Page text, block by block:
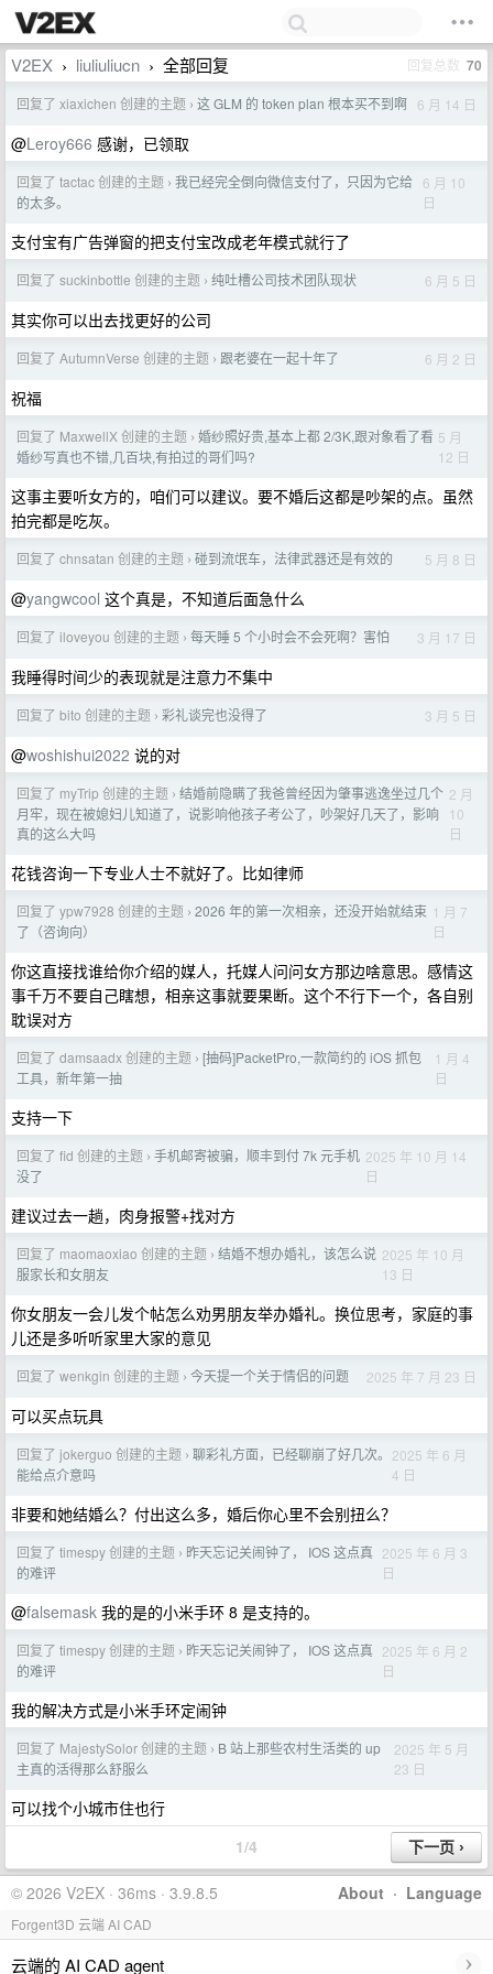
V2EX › liuliuliucn › 全部回复 回复总数 70
回复了 xiaxichen 创建的主题 › 这 GLM 的 token plan 根本买不到啊 6 月 14 日
@Leroy666 感谢，已领取
回复了 tactac 创建的主题 › 我已经完全倒向微信支付了，只因为它给
的太多。
6 月 10
日
支付宝有广告弹窗的把支付宝改成老年模式就行了
回复了 suckinbottle 创建的主题 › 纯吐槽公司技术团队现状 6 月 5 日
其实你可以出去找更好的公司
回复了 AutumnVerse 创建的主题 › 跟老婆在一起十年了 6 月 2 日
祝福
回复了 MaxwellX 创建的主题 › 婚纱照好贵,基本上都 2/3K,跟对象看了看
婚纱写真也不错,几百块,有拍过的哥们吗?
5 月
12 日
这事主要听女方的，咱们可以建议。要不婚后这都是吵架的点。虽然
拍完都是吃灰。
回复了 chnsatan 创建的主题 › 碰到流氓车，法律武器还是有效的 5 月 8 日
@yangwcool 这个真是，不知道后面急什么
回复了 iloveyou 创建的主题 › 每天睡 5 个小时会不会死啊？害怕 3 月 17 日
我睡得时间少的表现就是注意力不集中
回复了 bito 创建的主题 › 彩礼谈完也没得了 3 月 5 日
@woshishui2022 说的对
回复了 myTrip 创建的主题 › 结婚前隐瞒了我爸曾经因为肇事逃逸坐过几个
月牢，现在被媳妇儿知道了，说影响他孩子考公了，吵架好几天了，影响
真的这么大吗
2 月
10
日
花钱咨询一下专业人士不就好了。比如律师
回复了 ypw7928 创建的主题 › 2026 年的第一次相亲，还没开始就结束
了（咨询向）
1 月 7
日
你这直接找谁给你介绍的媒人，托媒人问问女方那边啥意思。感情这
事千万不要自己瞎想，相亲这事就要果断。这个不行下一个，各自别
耽误对方
回复了 damsaadx 创建的主题 › [抽码]PacketPro,一款简约的 iOS 抓包
工具，新年第一抽
1 月 4
日
支持一下
回复了 fid 创建的主题 › 手机邮寄被骗，顺丰到付 7k 元手机
没了
2025 年 10 月 14
日
建议过去一趟，肉身报警+找对方
回复了 maomaoxiao 创建的主题 › 结婚不想办婚礼，该怎么说
服家长和女朋友
2025 年 10 月
13 日
你女朋友一会儿发个帖怎么劝男朋友举办婚礼。换位思考，家庭的事
儿还是多听听家里大家的意见
回复了 wenkgin 创建的主题 › 今天提一个关于情侣的问题 2025 年 7 月 23 日
可以买点玩具
回复了 jokerguo 创建的主题 › 聊彩礼方面，已经聊崩了好几次。
能给点介意吗
2025 年 6 月
4 日
非要和她结婚么？付出这么多，婚后你心里不会别扭么？
回复了 timespy 创建的主题 › 昨天忘记关闹钟了， IOS 这点真
的难评
2025 年 6 月 3
日
@falsemask 我的是的小米手环 8 是支持的。
回复了 timespy 创建的主题 › 昨天忘记关闹钟了， IOS 这点真
的难评
2025 年 6 月 2
日
我的解决方式是小米手环定闹钟
回复了 MajestySolor 创建的主题 › B 站上那些农村生活类的 up
主真的活得那么舒服么
2025 年 5 月
23 日
可以找个小城市住也行
1/4
About · Language
© 2026 V2EX · 36ms · 3.9.8.5
Forgent3D 云端 AI CAD
云端的 AI CAD agent ›